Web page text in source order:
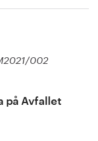
002
på Avfallet